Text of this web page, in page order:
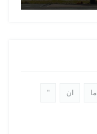
ما ان "